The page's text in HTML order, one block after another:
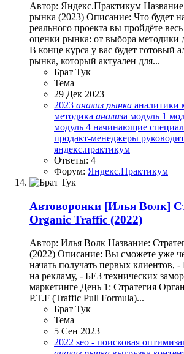
Автор: Яндекс.Практикум
рынка (2023) Описание: Что будет
реального проекта вы пройдёте
оценки рынка: от выбора методики
В конце курса у вас будет готовый
рынка, который актуален для...
Брат Тук
Тема
29 Дек 2023
2023 анализ рынка аналитики
методика анализа модуль 1
модуль 4 начинающие
продакт-менеджеры
яндекс.практикум
Ответы: 4
Форум: Яндекс.Практикум
Автоворонки [Илья Волк]
Organic Traffic (2022)
Автор: Илья Волк Название:
(2022) Описание: Вы сможете уже
начать получать первых клиентов, -
на рекламу, - БЕЗ технических
маркетинге День 1: Стратегия
P.T.F (Traffic Pull Formula)...
Брат Тук
Тема
5 Сен 2023
2022 seo - поисковая